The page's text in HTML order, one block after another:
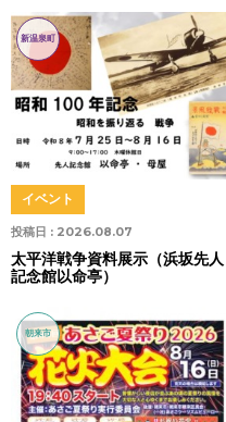
新温泉町
投稿日 : 2026.08.07
イベント
太平洋戦争資料展示（浜坂先人
記念館以命亭）
朝来市